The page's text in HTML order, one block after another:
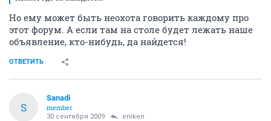
Но ему может быть неохота говорить каждому про
этот форум. А если там на столе будет лежать наше
объявление, кто-нибудь, да найдется!
ОТВЕТИТЬ
S
Sanadi
member
30 сентября 2009 eniken